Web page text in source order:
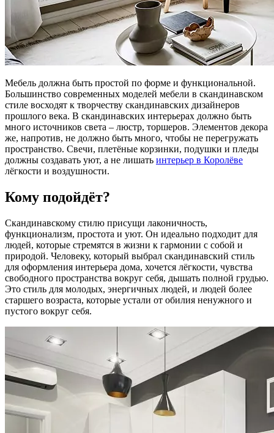
Мебель должна быть простой по форме и функциональной.
Большинство современных моделей мебели в скандинавском
стиле восходят к творчеству скандинавских дизайнеров
прошлого века. В скандинавских интерьерах должно быть
много источников света – люстр, торшеров. Элементов декора
же, напротив, не должно быть много, чтобы не перегружать
пространство. Свечи, плетёные корзинки, подушки и пледы
должны создавать уют, а не лишать интерьер в Королёве
лёгкости и воздушности.
Кому подойдёт?
Скандинавскому стилю присущи лаконичность,
функционализм, простота и уют. Он идеально подходит для
людей, которые стремятся в жизни к гармонии с собой и
природой. Человеку, который выбрал скандинавский стиль
для оформления интерьера дома, хочется лёгкости, чувства
свободного пространства вокруг себя, дышать полной грудью.
Это стиль для молодых, энергичных людей, и людей более
старшего возраста, которые устали от обилия ненужного и
пустого вокруг себя.